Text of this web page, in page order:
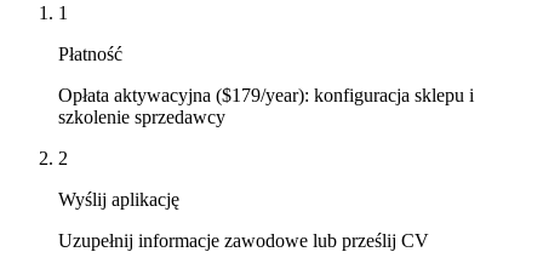
1
Płatność
Opłata aktywacyjna ($179/year): konfiguracja sklepu i
szkolenie sprzedawcy
2
Wyślij aplikację
Uzupełnij informacje zawodowe lub prześlij CV